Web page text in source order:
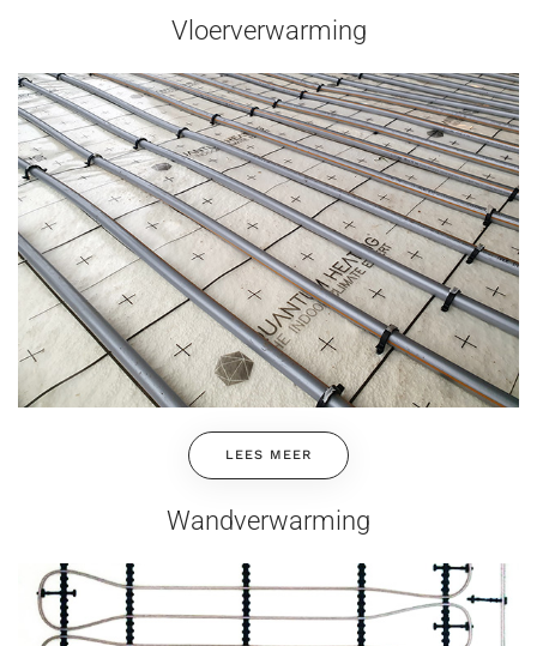
Vloerverwarming
LEES MEER
Wandverwarming